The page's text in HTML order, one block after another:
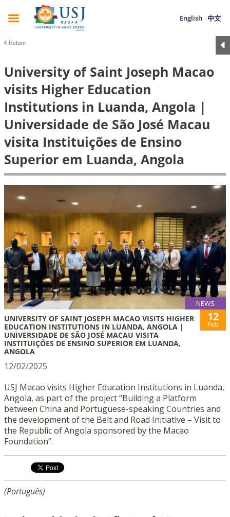
English 中文
Return
University of Saint Joseph Macao
visits Higher Education
Institutions in Luanda, Angola |
Universidade de São José Macau
visita Instituições de Ensino
Superior em Luanda, Angola
NEWS
UNIVERSITY OF SAINT JOSEPH MACAO VISITS HIGHER
EDUCATION INSTITUTIONS IN LUANDA, ANGOLA |
UNIVERSIDADE DE SÃO JOSÉ MACAU VISITA
INSTITUIÇÕES DE ENSINO SUPERIOR EM LUANDA,
ANGOLA
12
Feb
12/02/2025
USJ Macao visits Higher Education Institutions in Luanda,
Angola, as part of the project “Building a Platform
between China and Portuguese-speaking Countries and
the development of the Belt and Road Initiative – Visit to
the Republic of Angola sponsored by the Macao
Foundation”.
(Português)